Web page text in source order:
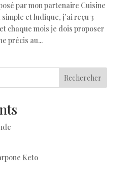
par mon partenaire Cuisine
et ludique, j’ai reçu 3
chaque mois je dois proposer
précis au...
Rechercher
Keto